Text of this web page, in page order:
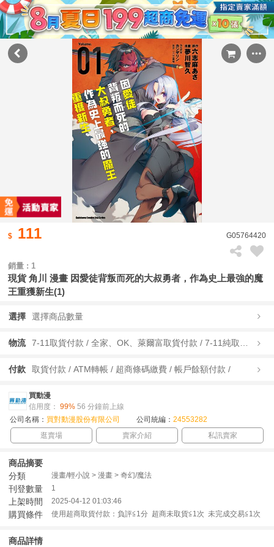
111 G05764420
銷量 : 1
現貨 角川 漫畫 因愛徒背叛而死的大叔勇者，作為史上最強的魔
王重獲新生(1)
選擇 選擇商品數量
物流
付款 取貨付款 / ATM轉帳 / 超商條碼繳費 / 帳戶餘額付款 /
買動漫
信用度： 99% 56 分鐘前上線
公司名稱： 買對動漫股份有限公司 公司統編： 24553282
逛賣場
賣家介紹 私訊賣家
商品摘要
分類
漫畫/輕小說 > 漫畫 > 奇幻/魔法
刊登數量 1
上架時間 2025-04-12 01:03:46
購買條件 使用超商取貨付款：負評≦1分 超商未取貨≦1次 未完成交易≦1次
商品詳情